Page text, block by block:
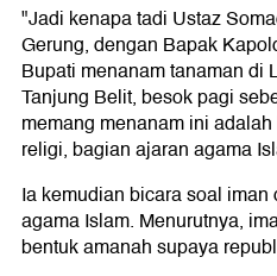
"Jadi kenapa tadi Ustaz
Gerung, dengan Bapak
Bupati menanam tanaman di
Tanjung Belit, besok pagi
memang menanam ini
religi, bagian ajaran agama
Ia kemudian bicara soal
agama Islam. Menurutnya,
bentuk amanah supaya